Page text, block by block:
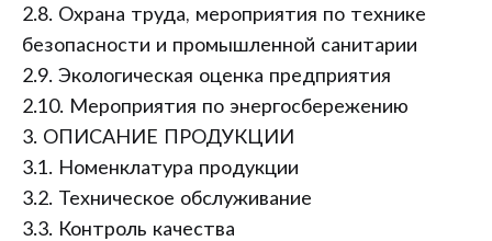
2.8. Охрана труда, мероприятия по технике
безопасности и промышленной санитарии
2.9. Экологическая оценка предприятия
2.10. Мероприятия по энергосбережению
3. ОПИСАНИЕ ПРОДУКЦИИ
3.1. Номенклатура продукции
3.2. Техническое обслуживание
3.3. Контроль качества